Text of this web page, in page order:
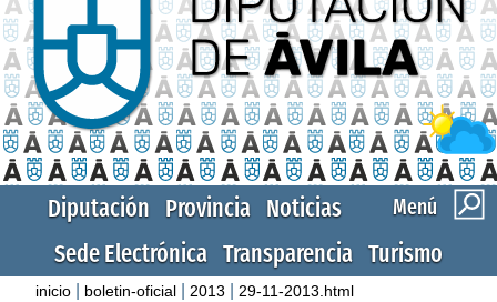
Menú
Diputación Provincia Noticias
Sede Electrónica Transparencia Turismo
inicio boletin-oficial 2013 29-11-2013.html